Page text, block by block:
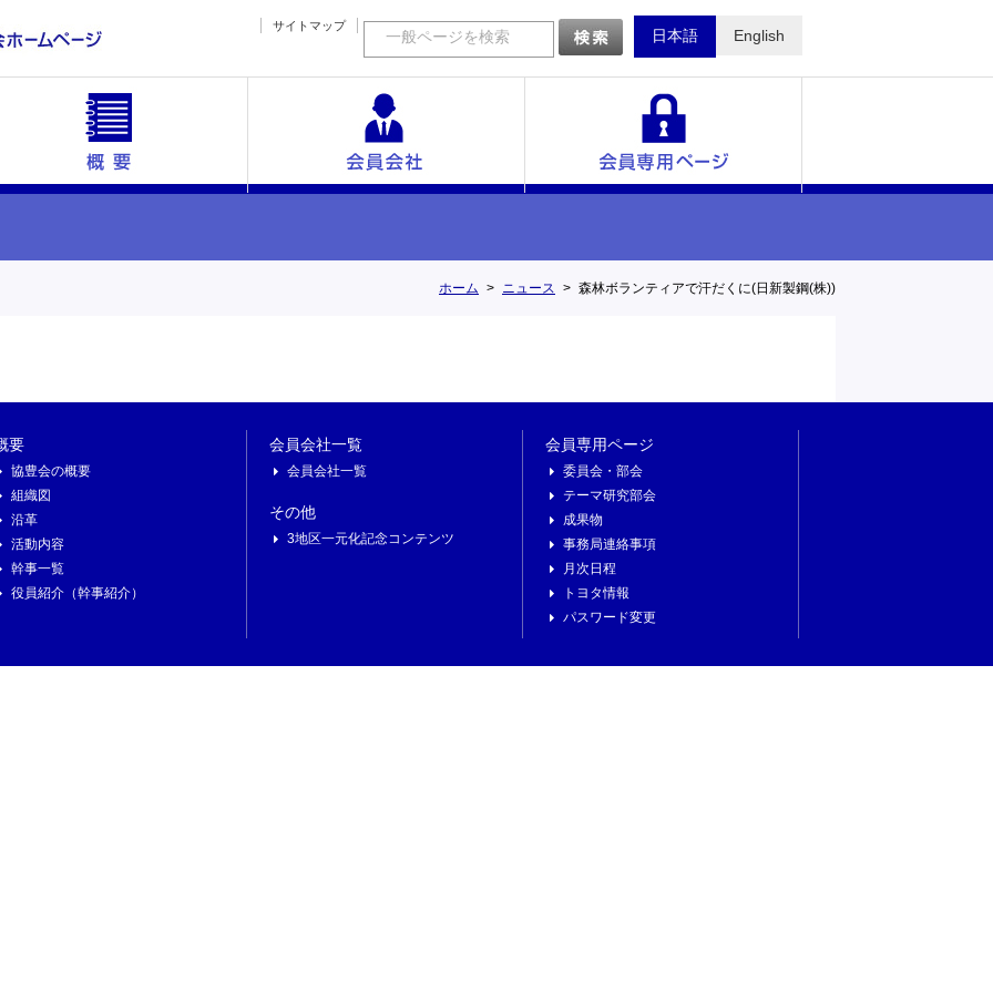
サイトマップ
一般ページを検索 日本語 English
ホーム ニュース 森林ボランティアで汗だくに(日新製鋼(株))
要
協豊会の概要
組織図
沿革
活動内容
幹事一覧
役員紹介（幹事紹介）
会員会社一覧
会員会社一覧
その他
3地区一元化記念コンテンツ
会員専用ページ
委員会・部会
テーマ研究部会
成果物
事務局連絡事項
月次日程
トヨタ情報
パスワード変更